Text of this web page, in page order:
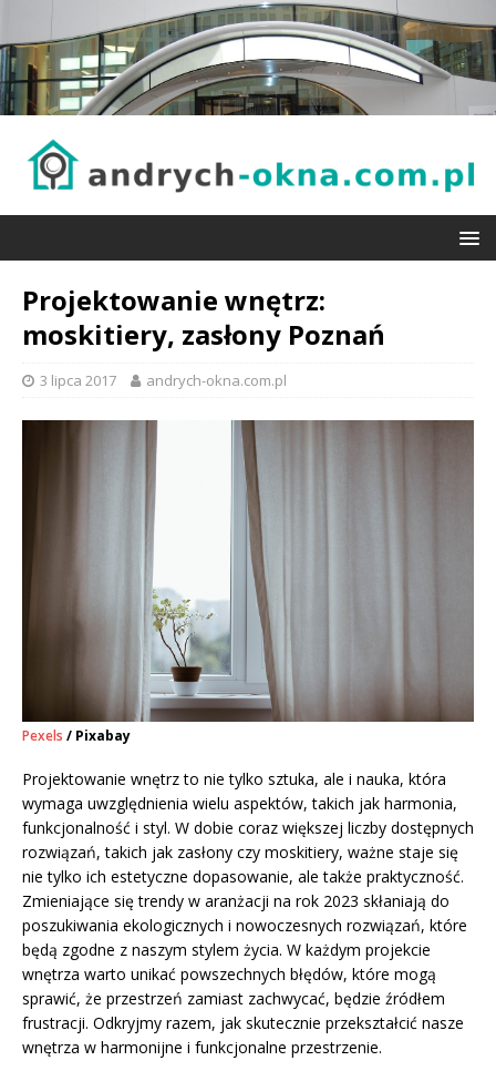
Projektowanie wnętrz:
moskitiery, zasłony Poznań
3 lipca 2017 andrych-okna.com.pl
Pexels / Pixabay
Projektowanie wnętrz to nie tylko sztuka, ale i nauka, która
wymaga uwzględnienia wielu aspektów, takich jak harmonia,
funkcjonalność i styl. W dobie coraz większej liczby dostępnych
rozwiązań, takich jak zasłony czy moskitiery, ważne staje się
nie tylko ich estetyczne dopasowanie, ale także praktyczność.
Zmieniające się trendy w aranżacji na rok 2023 skłaniają do
poszukiwania ekologicznych i nowoczesnych rozwiązań, które
będą zgodne z naszym stylem życia. W każdym projekcie
wnętrza warto unikać powszechnych błędów, które mogą
sprawić, że przestrzeń zamiast zachwycać, będzie źródłem
frustracji. Odkryjmy razem, jak skutecznie przekształcić nasze
wnętrza w harmonijne i funkcjonalne przestrzenie.